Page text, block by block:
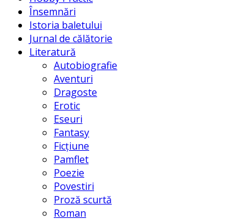
Însemnări
Istoria baletului
Jurnal de călătorie
Literatură
Autobiografie
Aventuri
Dragoste
Erotic
Eseuri
Fantasy
Ficțiune
Pamflet
Poezie
Povestiri
Proză scurtă
Roman